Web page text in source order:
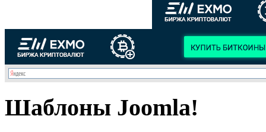
Шаблоны Joomla!